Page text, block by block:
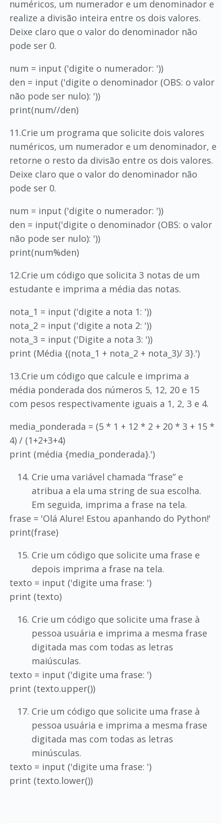
numéricos, um numerador e um denominador e
realize a divisão inteira entre os dois valores.
Deixe claro que o valor do denominador não
pode ser 0.
num = input ('digite o numerador: '))
den = input ('digite o denominador (OBS: o valor
não pode ser nulo): '))
print(num//den)
11.Crie um programa que solicite dois valores
numéricos, um numerador e um denominador, e
retorne o resto da divisão entre os dois valores.
Deixe claro que o valor do denominador não
pode ser 0.
num = input ('digite o numerador: '))
den = input('digite o denominador (OBS: o valor
não pode ser nulo): '))
print(num%den)
12.Crie um código que solicita 3 notas de um
estudante e imprima a média das notas.
nota_1 = input ('digite a nota 1: '))
nota_2 = input ('digite a nota 2: '))
nota_3 = input ('Digite a nota 3: '))
print (Média {(nota_1 + nota_2 + nota_3)/ 3}.')
13.Crie um código que calcule e imprima a
média ponderada dos números 5, 12, 20 e 15
com pesos respectivamente iguais a 1, 2, 3 e 4.
media_ponderada = (5 * 1 + 12 * 2 + 20 * 3 + 15 *
4) / (1+2+3+4)
print (média {media_ponderada}.')
Crie uma variável chamada “frase” e
atribua a ela uma string de sua escolha.
Em seguida, imprima a frase na tela.
frase = 'Olá Alure! Estou apanhando do Python!'
print(frase)
Crie um código que solicite uma frase e
depois imprima a frase na tela.
texto = input ('digite uma frase: ')
print (texto)
Crie um código que solicite uma frase à
pessoa usuária e imprima a mesma frase
digitada mas com todas as letras
maiúsculas.
texto = input ('digite uma frase: ')
print (texto.upper())
Crie um código que solicite uma frase à
pessoa usuária e imprima a mesma frase
digitada mas com todas as letras
minúsculas.
texto = input ('digite uma frase: ')
print (texto.lower())